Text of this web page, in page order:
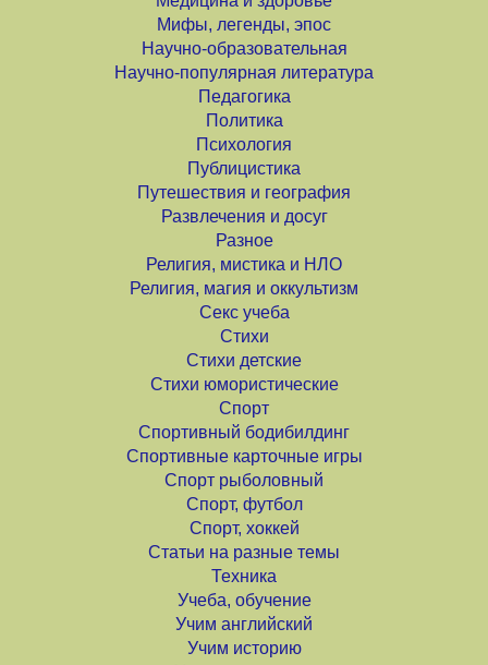
Мифы, легенды, эпос
Научно-образовательная
Научно-популярная литература
Педагогика
Политика
Психология
Публицистика
Путешествия и география
Развлечения и досуг
Разное
Религия, мистика и НЛО
Религия, магия и оккультизм
Секс учеба
Стихи
Стихи детские
Стихи юмористические
Спорт
Спортивный бодибилдинг
Спортивные карточные игры
Спорт рыболовный
Спорт, футбол
Спорт, хоккей
Статьи на разные темы
Техника
Учеба, обучение
Учим английский
Учим историю